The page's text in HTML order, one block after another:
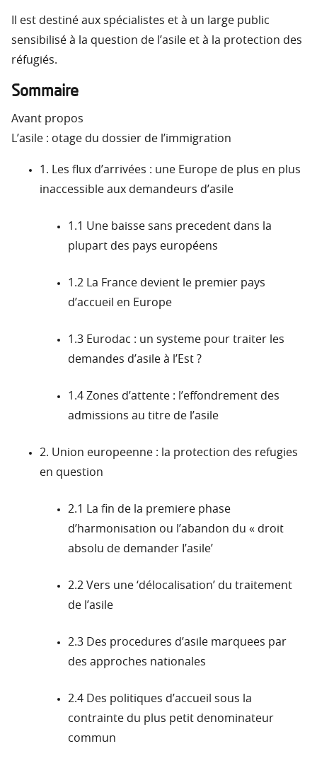
Il est destiné aux spécialistes et à un large public
sensibilisé à la question de l’asile et à la protection des
réfugiés.
Sommaire
Avant propos
L’asile : otage du dossier de l’immigration
1. Les flux d’arrivées : une Europe de plus en plus
inaccessible aux demandeurs d’asile
1.1 Une baisse sans precedent dans la
plupart des pays européens
1.2 La France devient le premier pays
d’accueil en Europe
1.3 Eurodac : un systeme pour traiter les
demandes d’asile à l’Est ?
1.4 Zones d’attente : l’effondrement des
admissions au titre de l’asile
2. Union europeenne : la protection des refugies
en question
2.1 La fin de la premiere phase
d’harmonisation ou l’abandon du « droit
absolu de demander I’asile’
2.2 Vers une ‘délocalisation’ du traitement
de l’asile
2.3 Des procedures d’asile marquees par
des approches nationales
2.4 Des politiques d’accueil sous la
contrainte du plus petit denominateur
commun